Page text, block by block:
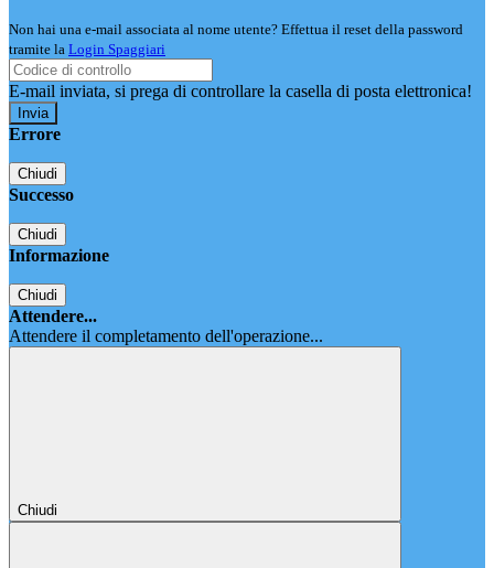
Non hai una e-mail associata al nome utente? Effettua il reset della password
tramite la Login Spaggiari
E-mail inviata, si prega di controllare la casella di posta elettronica!
Errore
Chiudi
Successo
Chiudi
Informazione
Chiudi
Attendere...
Attendere il completamento dell'operazione...
Chiudi